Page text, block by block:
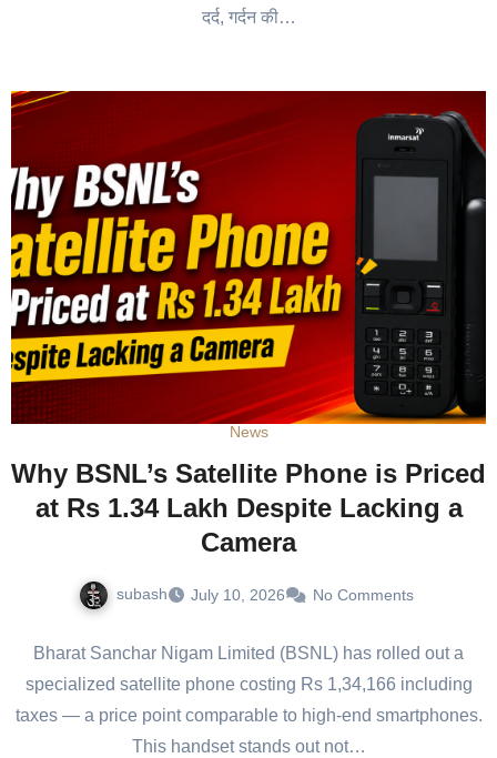
दर्द, गर्दन की…
News
Why BSNL’s Satellite Phone is Priced
at Rs 1.34 Lakh Despite Lacking a
Camera
subash July 10, 2026 No Comments
Bharat Sanchar Nigam Limited (BSNL) has rolled out a
specialized satellite phone costing Rs 1,34,166 including
taxes — a price point comparable to high-end smartphones.
This handset stands out not…